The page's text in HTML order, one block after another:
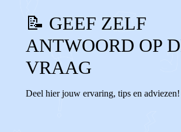
📝 GEEF ZELF
ANTWOORD OP
VRAAG
Deel hier jouw ervaring, tips en adviezen!